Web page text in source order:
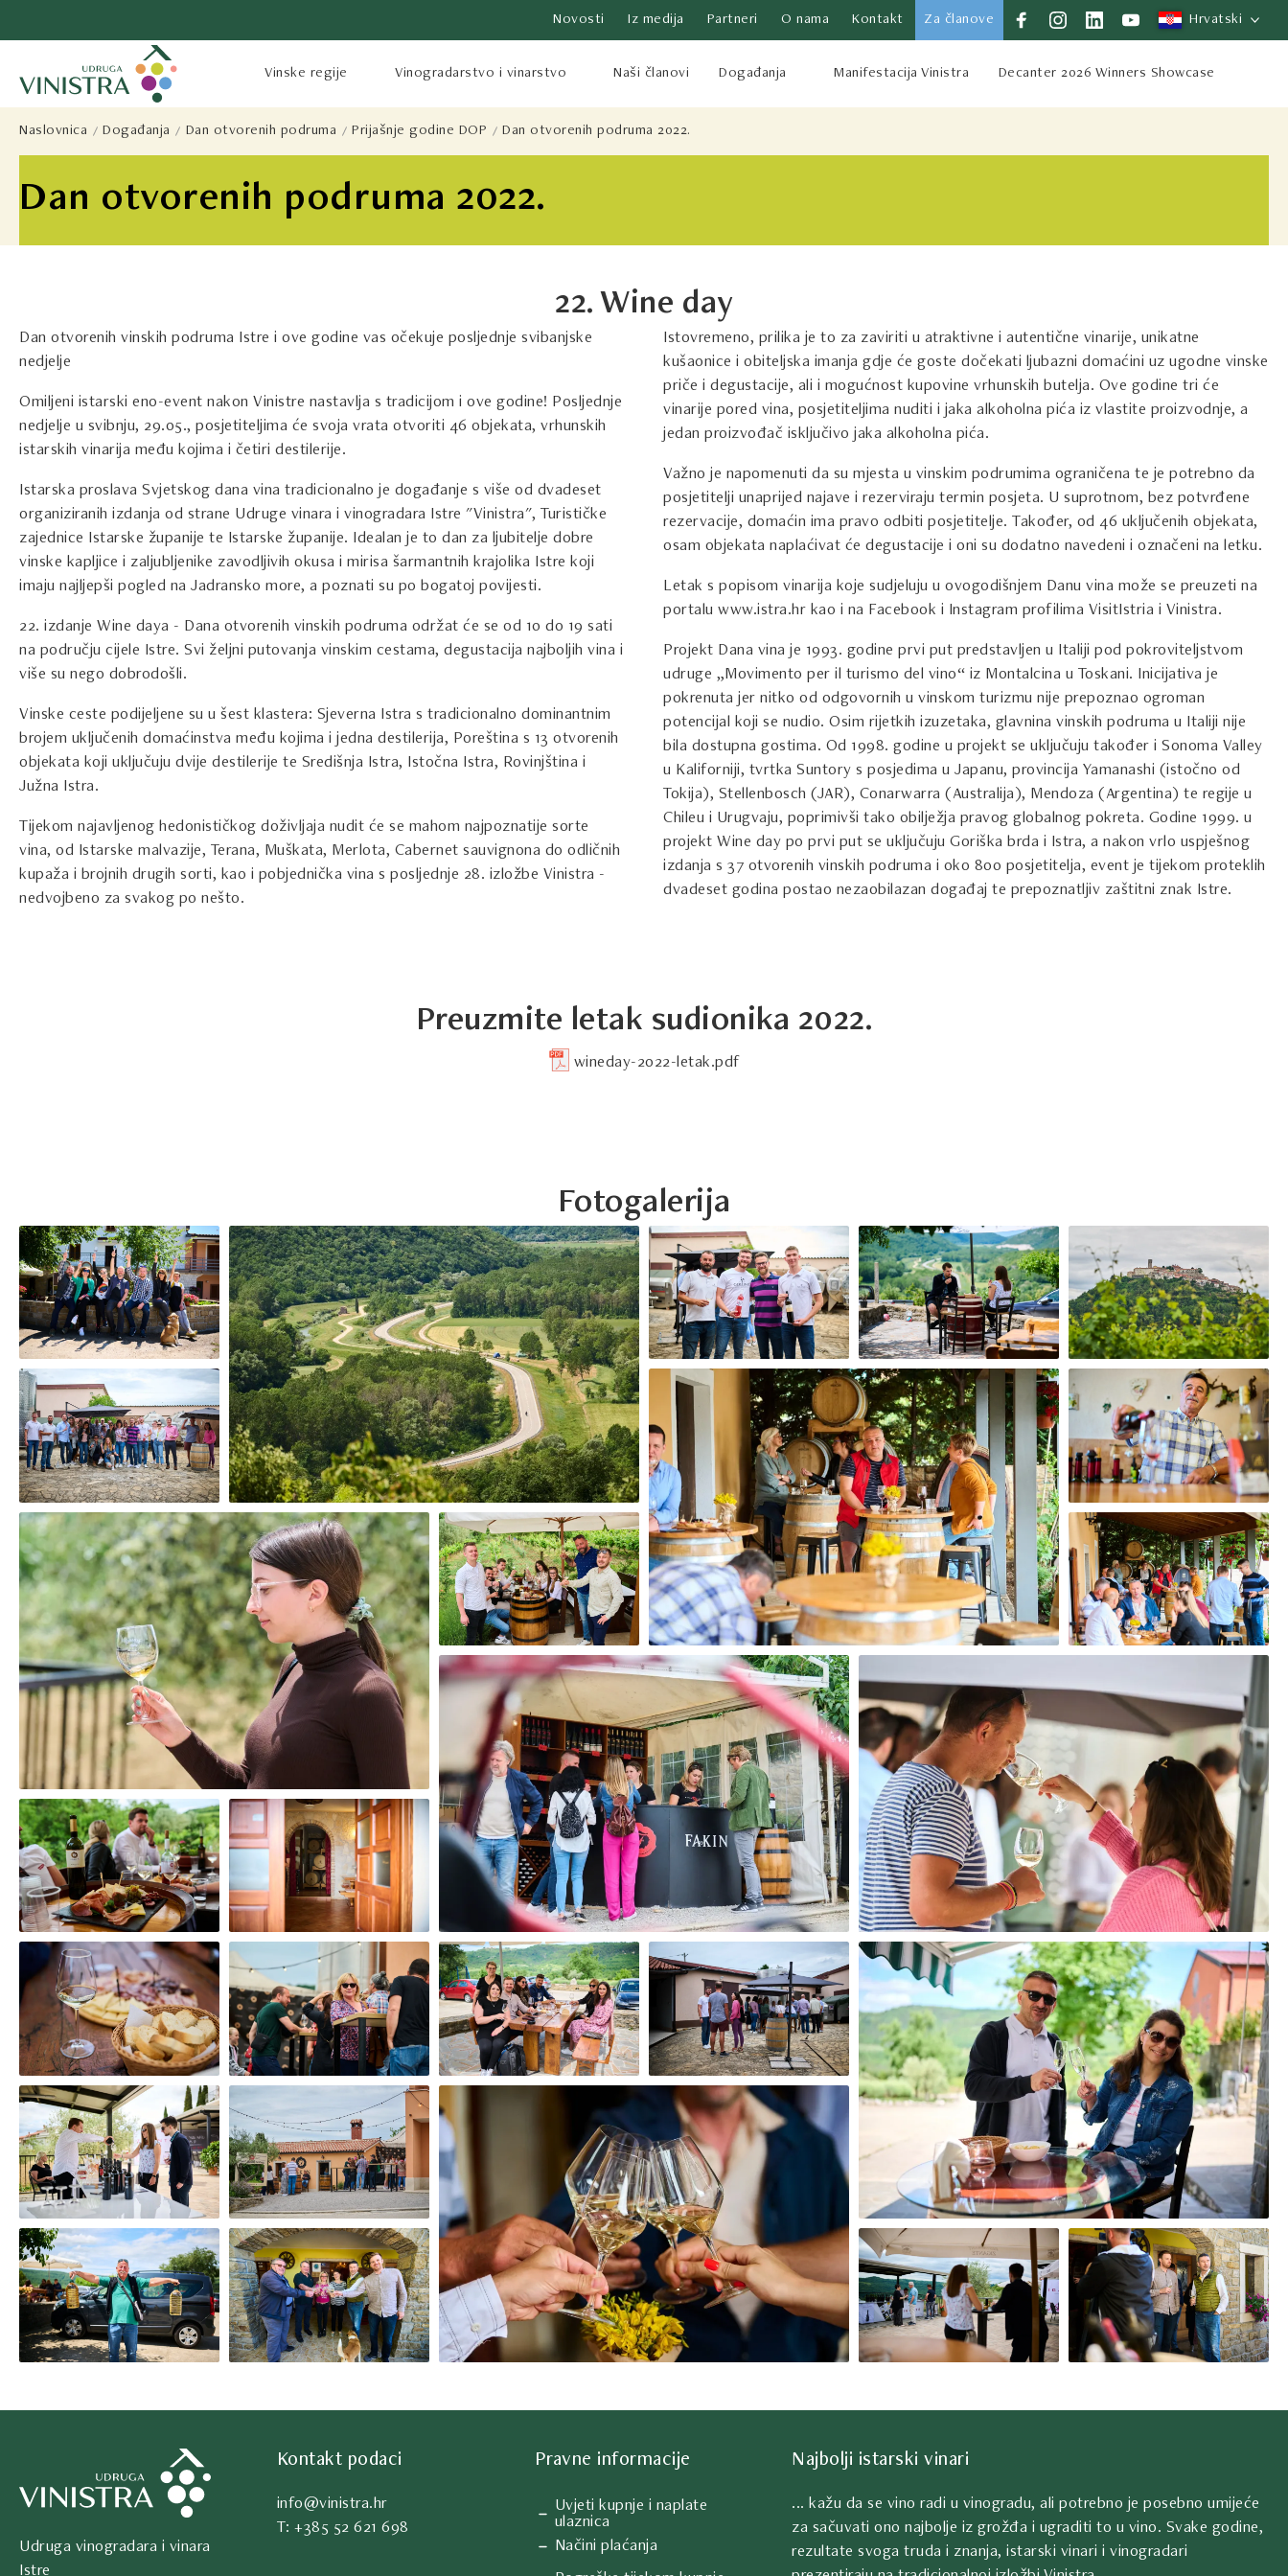
Novosti Iz medija Partneri O nama Kontakt Za članove Hrvatski
Vinske regije Vinogradarstvo i vinarstvo Naši članovi Događanja Manifestacija Vinistra Decanter 2026 Winners Showcase
Dan otvorenih podruma 2022.
Naslovnica Događanja Dan otvorenih podruma Prijašnje godine DOP Dan otvorenih podruma 2022.
22. Wine day
Dan otvorenih vinskih podruma Istre i ove godine vas očekuje posljednje svibanjske
nedjelje
Omiljeni istarski eno-event nakon Vinistre nastavlja s tradicijom i ove godine! Posljednje
nedjelje u svibnju, 29.05., posjetiteljima će svoja vrata otvoriti 46 objekata, vrhunskih
istarskih vinarija među kojima i četiri destilerije.
Istarska proslava Svjetskog dana vina tradicionalno je događanje s više od dvadeset
organiziranih izdanja od strane Udruge vinara i vinogradara Istre "Vinistra", Turističke
zajednice Istarske županije te Istarske županije. Idealan je to dan za ljubitelje dobre
vinske kapljice i zaljubljenike zavodljivih okusa i mirisa šarmantnih krajolika Istre koji
imaju najljepši pogled na Jadransko more, a poznati su po bogatoj povijesti.
22. izdanje Wine daya - Dana otvorenih vinskih podruma održat će se od 10 do 19 sati
na području cijele Istre. Svi željni putovanja vinskim cestama, degustacija najboljih vina i
više su nego dobrodošli.
Vinske ceste podijeljene su u šest klastera: Sjeverna Istra s tradicionalno dominantnim
brojem uključenih domaćinstva među kojima i jedna destilerija, Poreština s 13 otvorenih
objekata koji uključuju dvije destilerije te Središnja Istra, Istočna Istra, Rovinjština i
Južna Istra.
Tijekom najavljenog hedonističkog doživljaja nudit će se mahom najpoznatije sorte
vina, od Istarske malvazije, Terana, Muškata, Merlota, Cabernet sauvignona do odličnih
kupaža i brojnih drugih sorti, kao i pobjednička vina s posljednje 28. izložbe Vinistra -
nedvojbeno za svakog po nešto.
Istovremeno, prilika je to za zaviriti u atraktivne i autentične vinarije, unikatne
kušaonice i obiteljska imanja gdje će goste dočekati ljubazni domaćini uz ugodne vinske
priče i degustacije, ali i mogućnost kupovine vrhunskih butelja. Ove godine tri će
vinarije pored vina, posjetiteljima nuditi i jaka alkoholna pića iz vlastite proizvodnje, a
jedan proizvođač isključivo jaka alkoholna pića.
Važno je napomenuti da su mjesta u vinskim podrumima ograničena te je potrebno da
posjetitelji unaprijed najave i rezerviraju termin posjeta. U suprotnom, bez potvrđene
rezervacije, domaćin ima pravo odbiti posjetitelje. Također, od 46 uključenih objekata,
osam objekata naplaćivat će degustacije i oni su dodatno navedeni i označeni na letku.
Letak s popisom vinarija koje sudjeluju u ovogodišnjem Danu vina može se preuzeti na
portalu www.istra.hr kao i na Facebook i Instagram profilima VisitIstria i Vinistra.
Projekt Dana vina je 1993. godine prvi put predstavljen u Italiji pod pokroviteljstvom
udruge „Movimento per il turismo del vino“ iz Montalcina u Toskani. Inicijativa je
pokrenuta jer nitko od odgovornih u vinskom turizmu nije prepoznao ogroman
potencijal koji se nudio. Osim rijetkih izuzetaka, glavnina vinskih podruma u Italiji nije
bila dostupna gostima. Od 1998. godine u projekt se uključuju također i Sonoma Valley
u Kaliforniji, tvrtka Suntory s posjedima u Japanu, provincija Yamanashi (istočno od
Tokija), Stellenbosch (JAR), Conarwarra (Australija), Mendoza (Argentina) te regije u
Chileu i Urugvaju, poprimivši tako obilježja pravog globalnog pokreta. Godine 1999. u
projekt Wine day po prvi put se uključuju Goriška brda i Istra, a nakon vrlo uspješnog
izdanja s 37 otvorenih vinskih podruma i oko 800 posjetitelja, event je tijekom proteklih
dvadeset godina postao nezaobilazan događaj te prepoznatljiv zaštitni znak Istre.
Preuzmite letak sudionika 2022.
wineday-2022-letak.pdf
Fotogalerija
Udruga vinogradara i vinara
Istre
Kontakt podaci
info@vinistra.hr
T: +385 52 621 698
Pravne informacije
Uvjeti kupnje i naplate
ulaznica
Načini plaćanja
Najbolji istarski vinari
... kažu da se vino radi u vinogradu, ali potrebno je posebno umijeće
za sačuvati ono najbolje iz grožđa i ugraditi to u vino. Svake godine,
rezultate svoga truda i znanja, istarski vinari i vinogradari